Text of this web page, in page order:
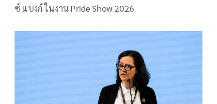
ซ์ แบงก์ ในงาน Pride Show 2026